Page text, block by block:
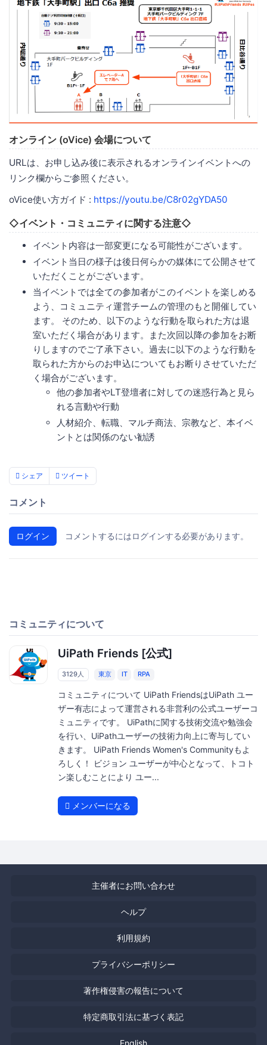
オンライン (oVice) 会場について
URLは、お申し込み後に表示されるオンラインイベントへの
リンク欄からご参照ください。
oVice使い方ガイド : https://youtu.be/C8r02gYDA50
◇イベント・コミュニティに関する注意◇
イベント内容は一部変更になる可能性がございます。
イベント当日の様子は後日何らかの媒体にて公開させて
いただくことがございます。
当イベントでは全ての参加者がこのイベントを楽しめる
よう、コミュニティ運営チームの管理のもと開催してい
ます。 そのため、以下のような行動を取られた方は退
室いただく場合があります。また次回以降の参加をお断
りしますのでご了承下さい。過去に以下のような行動を
取られた方からのお申込についてもお断りさせていただ
く場合がございます。
他の参加者やLT登壇者に対しての迷惑行為と見ら
れる言動や行動
人材紹介、転職、マルチ商法、宗教など、本イベ
ントとは関係のない勧誘
シェア ツイート
コメント
ログイン コメントするにはログインする必要があります。
コミュニティについて
UiPath Friends [公式]
3129人 東京 IT RPA
コミュニティについて UiPath FriendsはUiPath ユー
ザー有志によって運営される非営利の公式ユーザーコ
ミュニティです。 UiPathに関する技術交流や勉強会
を行い、UiPathユーザーの技術力向上に寄与してい
きます。 UiPath Friends Women's Communityもよ
ろしく！ ビジョン ユーザーが中心となって、トコト
ン楽しむことにより ユー...
メンバーになる
主催者にお問い合わせ
ヘルプ
利用規約
プライバシーポリシー
著作権侵害の報告について
特定商取引法に基づく表記